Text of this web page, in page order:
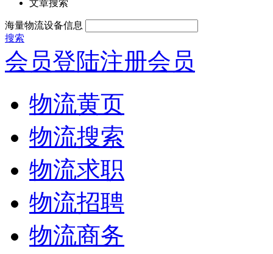
文章搜索
海量物流设备信息
搜索
会员登陆注册会员
物流黄页
物流搜索
物流求职
物流招聘
物流商务